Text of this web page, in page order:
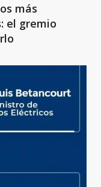
más
el gremio